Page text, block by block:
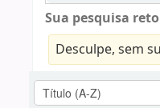
Sua pesquisa
Desculpe, sem